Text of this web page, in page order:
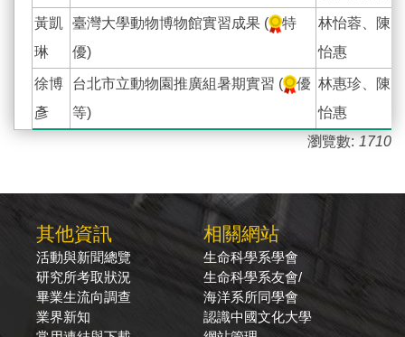
黃凱
琳
臺灣大學動物博物館實習成果 (
特
優)
林怡蓉、陳
怡惠
徐博
彥
台北市立動物園推廣組暑期實習 (
優
等)
林惠珍、陳
怡惠
瀏覽數: 1710
其他資訊
活動與新聞總覽
研究所考取狀況
畢業生流向調查
業界新知
相關網站
生命科學系學會
生命科學系友會/
海洋系所同學會
認識中國文化大學